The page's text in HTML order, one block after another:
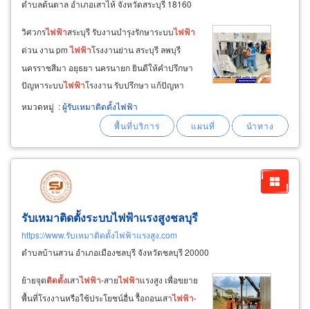
ตำบลต้นตาล อำเภอเสาไห้ จังหวัดสระบุรี 18160
วิศวกรไฟฟ้าสระบุรี รับงานบำรุงรักษาระบบไฟฟ้า
ด่วน งาน pmไฟฟ้าโรงงานย่าน สระบุรี ลพบุรี
นครราชสีมา อยุธยา นครนายก ยินดีให้คำปรึกษา
ปัญหาระบบไฟฟ้าโรงงาน รับปรึกษา แก้ปัญหา
ระบบไฟฟ้า โรงงาน เบอร์ติดต่อ วิศวกร
หมวดหมู่ :ผู้รับเหมาติดตั้งไฟฟ้า
รับเหมาติดตั้งระบบไฟฟ้าแรงสูงชลบุรี
https://www.รับเหมาติดตั้งไฟฟ้าแรงสูง.com
ตำบลบ้านสวน อำเภอเมืองชลบุรี จังหวัดชลบุรี 20000
ย้ายจุดติดตั้งเสาไฟฟ้า-สายไฟฟ้าแรงสูง เพื่อขยาย
พื้นที่โรงงานหรือใช้ประโยชน์อื่น รื้อถอนเสาไฟฟ้า-